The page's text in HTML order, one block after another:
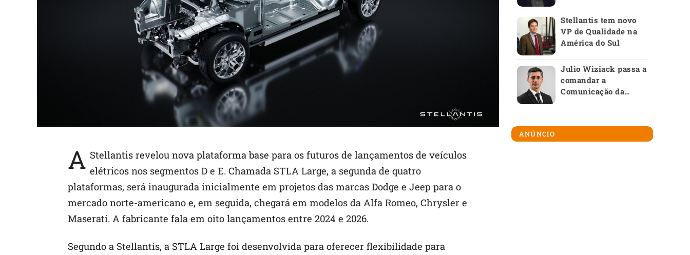
A Stellantis revelou nova plataforma base para os futuros de lançamentos de veículos
elétricos nos segmentos D e E. Chamada STLA Large, a segunda de quatro
plataformas, será inaugurada inicialmente em projetos das marcas Dodge e Jeep para o
mercado norte-americano e, em seguida, chegará em modelos da Alfa Romeo, Chrysler e
Maserati. A fabricante fala em oito lançamentos entre 2024 e 2026.
Segundo a Stellantis, a STLA Large foi desenvolvida para oferecer flexibilidade para
Stellantis tem novo
VP de Qualidade na
América do Sul
Julio Wiziack passa a
comandar a
Comunicação da
ANÚNCIO